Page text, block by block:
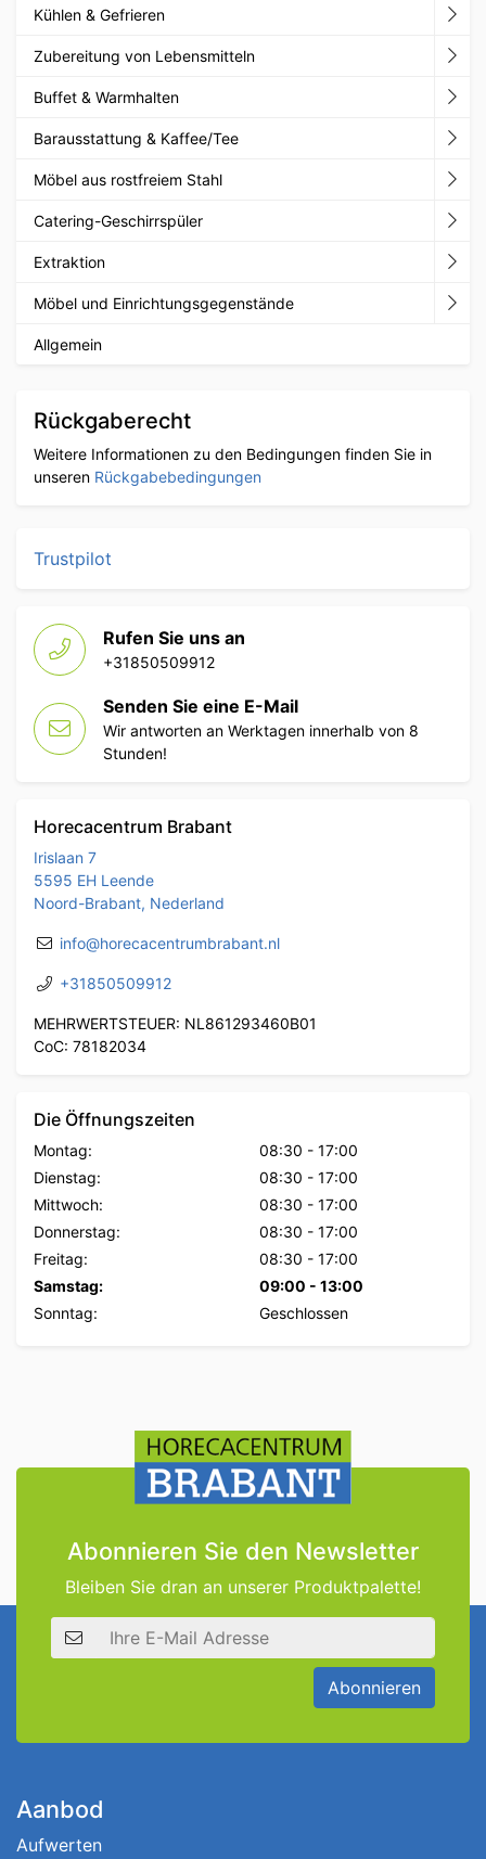
Kühlen & Gefrieren
Zubereitung von Lebensmitteln
Buffet & Warmhalten
Barausstattung & Kaffee/Tee
Möbel aus rostfreiem Stahl
Catering-Geschirrspüler
Extraktion
Möbel und Einrichtungsgegenstände
Allgemein
Rückgaberecht
Weitere Informationen zu den Bedingungen finden Sie in
unseren Rückgabebedingungen
Trustpilot
Rufen Sie uns an
+31850509912
Senden Sie eine E-Mail
Wir antworten an Werktagen innerhalb von 8
Stunden!
Horecacentrum Brabant
Irislaan 7
5595 EH Leende
Noord-Brabant, Nederland
info@horecacentrumbrabant.nl
+31850509912
MEHRWERTSTEUER: NL861293460B01
CoC: 78182034
Die Öffnungszeiten
Montag: 08:30 - 17:00
Dienstag:
08:30 - 17:00
Mittwoch:
08:30 - 17:00
Donnerstag:
08:30 - 17:00
Freitag:
08:30 - 17:00
Samstag:
09:00 - 13:00
Sonntag:
Geschlossen
Abonnieren Sie den Newsletter
Bleiben Sie dran an unserer Produktpalette!
E-Mail Adresse
Abonnieren
Aanbod
Aufwerten